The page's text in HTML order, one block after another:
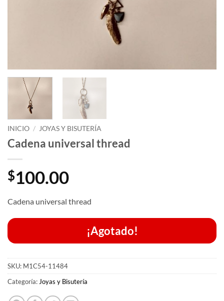
INICIO / JOYAS Y BISUTERÍA
Cadena universal thread
$100.00
Cadena universal thread
¡Agotado!
SKU: M1C54-11484
Categoría: Joyas y Bisutería